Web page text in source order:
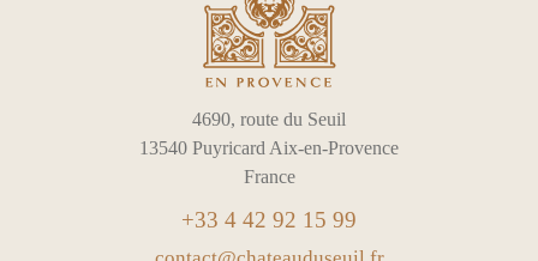
4690, route du Seuil
13540 Puyricard Aix-en-Provence
France
+33 4 42 92 15 99